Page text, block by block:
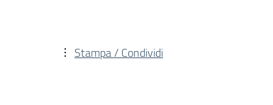
Stampa / Condividi